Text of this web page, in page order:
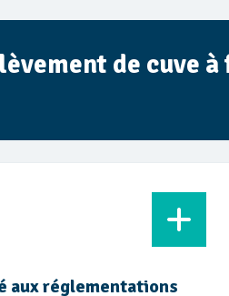
de cuve à
aux réglementations